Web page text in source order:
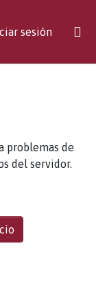
sesión(current)
problemas de
del servidor.